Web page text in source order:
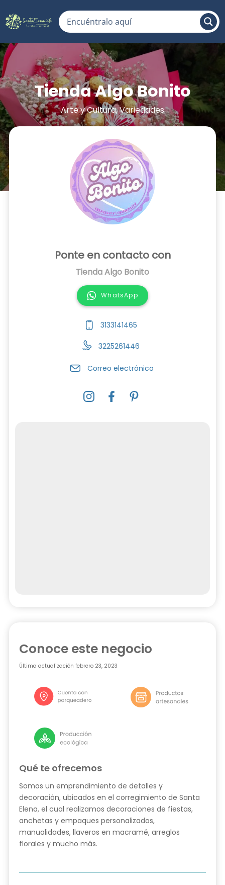
Tienda Algo Bonito
Arte y Cultura,Variedades
Ponte en contacto con
Tienda Algo Bonito
WhatsApp
3133141465
3225261446
Correo electrónico
Conoce este negocio
Última actualización febrero 23, 2023
Qué te ofrecemos
Somos un emprendimiento de detalles y
decoración, ubicados en el corregimiento de Santa
Elena, el cual realizamos decoraciones de fiestas,
anchetas y empaques personalizados,
manualidades, llaveros en macramé, arreglos
florales y mucho más.